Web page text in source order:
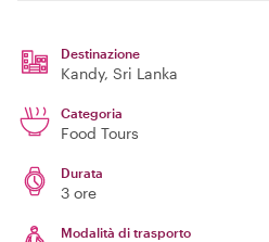
Destinazione
Kandy, Sri Lanka
Categoria
Food Tours
Durata
3 ore
Modalità di trasporto